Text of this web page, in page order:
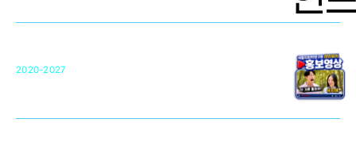
2020-2027 31
영국 UCL대학